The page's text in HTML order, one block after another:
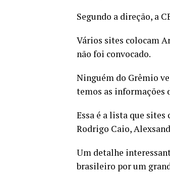
Segundo a direção, a
Vários sites colocam
não foi convocado.
Ninguém do Grêmio
temos as informações
Essa é a lista que
Rodrigo Caio,
Um detalhe
brasileiro por um